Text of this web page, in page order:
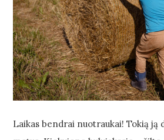
Laikas bendrai nuotraukai! Tokią ją